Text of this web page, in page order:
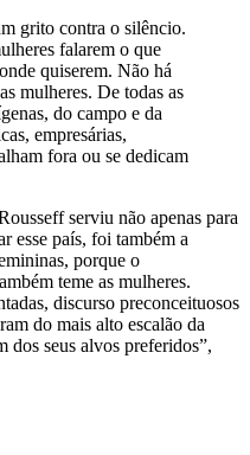
grito contra o silêncio.
falarem o que
quiserem. Não há
mulheres. De todas as
do campo e da
empresárias,
fora ou se dedicam
serviu não apenas para
esse país, foi também a
porque o
teme as mulheres.
discurso preconceituosos
do mais alto escalão da
dos seus alvos preferidos”,